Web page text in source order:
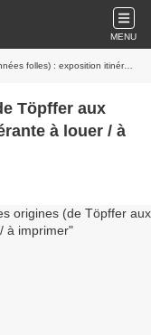
MENU
itinérante à louer / à imprimer
Töpffer aux
à louer / à